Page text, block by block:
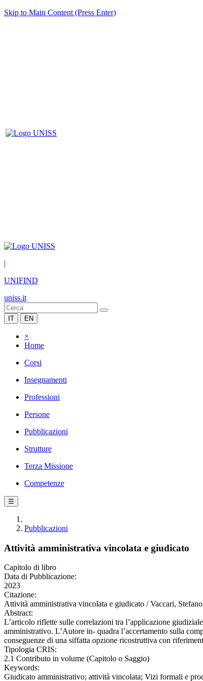
Skip to Main Content (Press Enter)
|
UNIFIND
uniss.it
IT EN
×
Home
Corsi
Insegnamenti
Professioni
Persone
Pubblicazioni
Strutture
Terza Missione
Competenze
☰
Pubblicazioni
Attività amministrativa vincolata e giudicato
Capitolo di libro
Data di Pubblicazione:
2023
Citazione:
Attività amministrativa vincolata e giudicato / Vaccari,
Abstract:
L’articolo riflette sulle correlazioni tra l’applicazione
amministrativo. L’Autore in- quadra l’accertamento sulla
conseguenze di una siffatta opzione ricostruttiva con
Tipologia CRIS:
2.1 Contributo in volume (Capitolo o Saggio)
Keywords:
Giudicato amministrativo; attività vincolata; Vizi formali e